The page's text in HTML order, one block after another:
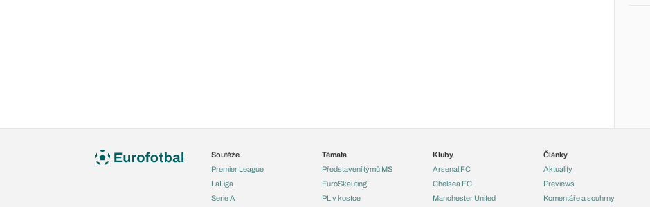
Soutěže
Premier League
LaLiga
Serie A
Témata
Představení týmů MS
EuroSkauting
PL v kostce
Kluby
Arsenal FC
Chelsea FC
Manchester United
Články
Aktuality
Previews
Komentáře a souhrny